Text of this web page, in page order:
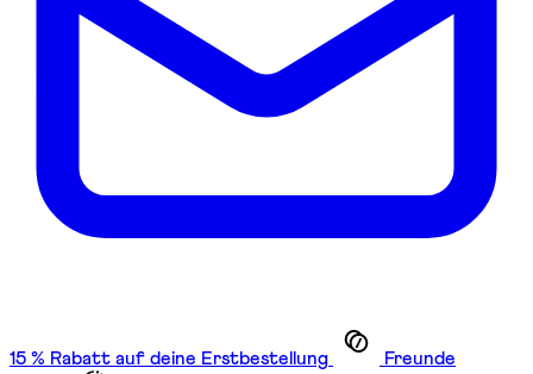
15 % Rabatt auf deine Erstbestellung
Freunde